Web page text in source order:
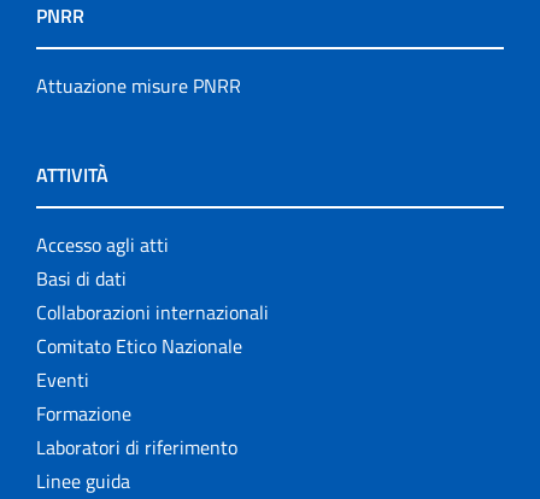
PNRR
Attuazione misure PNRR
ATTIVITÀ
Accesso agli atti
Basi di dati
Collaborazioni internazionali
Comitato Etico Nazionale
Eventi
Formazione
Laboratori di riferimento
Linee guida